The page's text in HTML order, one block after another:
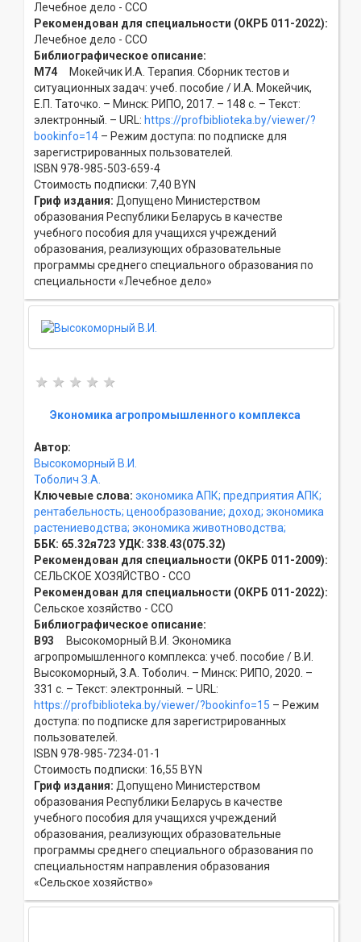
Лечебное дело - ССO
Рекомендован для специальности (ОКРБ 011-2022):
Лечебное дело - ССO
Библиографическое описание:
М74 Мокейчик И.А. Терапия. Сборник тестов и
ситуационных задач: учеб. пособие / И.А. Мокейчик,
Е.П. Таточко. – Минск: РИПО, 2017. – 148 с. – Текст:
электронный. – URL: https://profbiblioteka.by/viewer/?
bookinfo=14 – Режим доступа: по подписке для
зарегистрированных пользователей.
ISBN 978-985-503-659-4
Стоимость подписки: 7,40 BYN
Гриф издания: Допущено Министерством
образования Республики Беларусь в качестве
учебного пособия для учащихся учреждений
образования, реализующих образовательные
программы среднего специального образования по
специальности «Лечебное дело»
Экономика агропромышленного комплекса
Автор:
Высокоморный В.И.
Тоболич З.А.
Ключевые слова: экономика АПК; предприятия АПК;
рентабельность; ценообразование; доход; экономика
растениеводства; экономика животноводства;
ББК: 65.32я723 УДК: 338.43(075.32)
Рекомендован для специальности (ОКРБ 011-2009):
СЕЛЬСКОЕ ХОЗЯЙСТВО - ССO
Рекомендован для специальности (ОКРБ 011-2022):
Сельское хозяйство - ССO
Библиографическое описание:
В93 Высокоморный В.И. Экономика
агропромышленного комплекса: учеб. пособие / В.И.
Высокоморный, З.А. Тоболич. – Минск: РИПО, 2020. –
331 с. – Текст: электронный. – URL:
https://profbiblioteka.by/viewer/?bookinfo=15 – Режим
доступа: по подписке для зарегистрированных
пользователей.
ISBN 978-985-7234-01-1
Стоимость подписки: 16,55 BYN
Гриф издания: Допущено Министерством
образования Республики Беларусь в качестве
учебного пособия для учащихся учреждений
образования, реализующих образовательные
программы среднего специального образования по
специальностям направления образования
«Сельское хозяйство»